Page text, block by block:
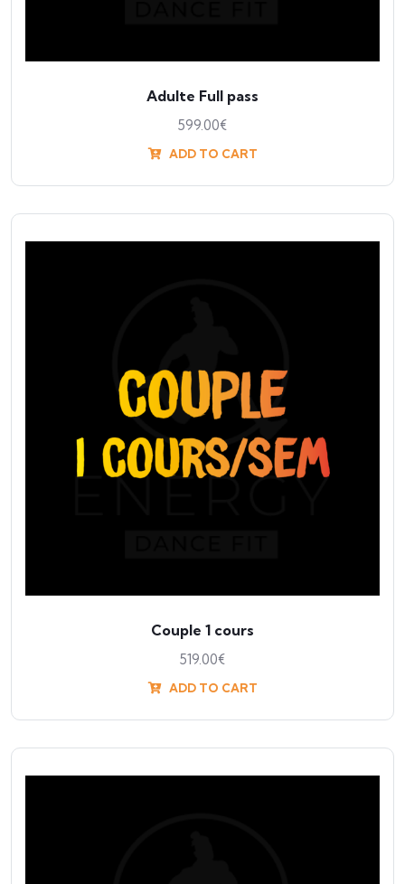
Adulte Full pass
599.00€
ADD TO CART
Couple 1 cours
519.00€
ADD TO CART